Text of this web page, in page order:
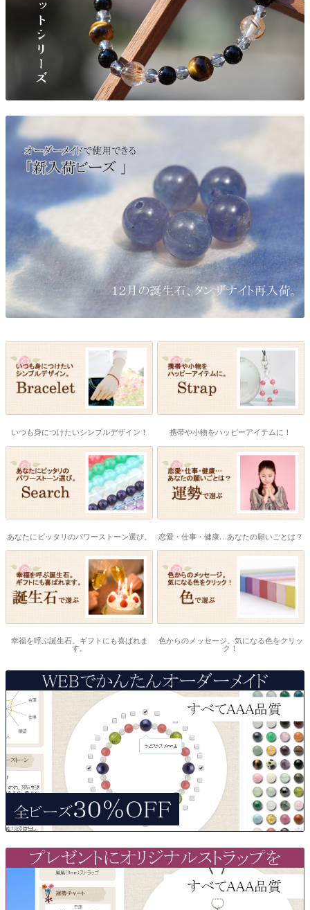
いつも身につけたいシンプルデザイン！ 携帯や小物をハッピーアイテムに！
あなたにピッタリのパワーストーン選び。 恋愛・仕事・健康…あなたの願いごとは？
幸福を呼ぶ誕生石。ギフトにも喜ばれま
す。
色からのメッセージ。気になる色をクリッ
ク！